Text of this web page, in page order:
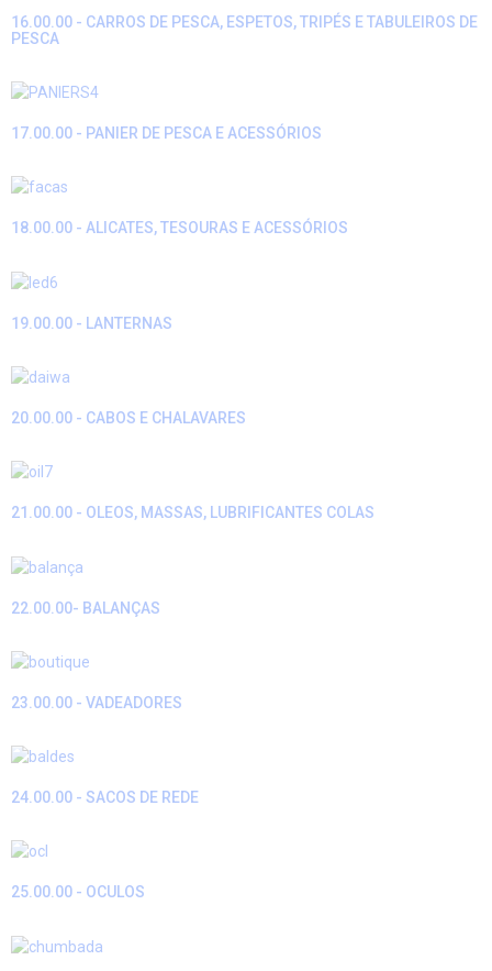
16.00.00 - CARROS DE PESCA, ESPETOS, TRIPÉS E TABULEIROS DE
PESCA
17.00.00 - PANIER DE PESCA E ACESSÓRIOS
18.00.00 - ALICATES, TESOURAS E ACESSÓRIOS
19.00.00 - LANTERNAS
20.00.00 - CABOS E CHALAVARES
21.00.00 - OLEOS, MASSAS, LUBRIFICANTES COLAS
22.00.00- BALANÇAS
23.00.00 - VADEADORES
24.00.00 - SACOS DE REDE
25.00.00 - OCULOS